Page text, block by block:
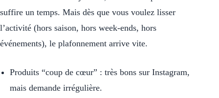
suffire un temps. Mais dès que vous voulez lisser
l’activité (hors saison, hors week-ends, hors
événements), le plafonnement arrive vite.
Produits “coup de cœur” : très bons sur Instagram,
mais demande irrégulière.